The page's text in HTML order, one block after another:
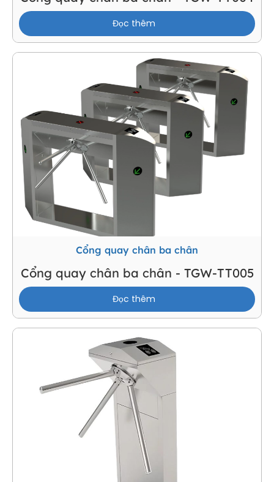
Đọc thêm
Cổng quay chân ba chân
Cổng quay chân ba chân - TGW-TT005
Đọc thêm